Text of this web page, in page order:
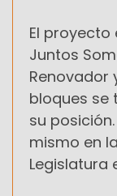
El
Juntos
Renovador
bloques se
su
mismo en
Legislatura